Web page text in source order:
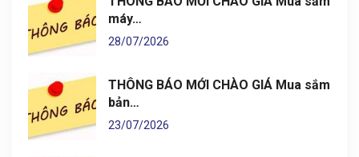
máy…
28/07/2026
THÔNG BÁO MỚI CHÀO GIÁ Mua sắm
bản…
23/07/2026